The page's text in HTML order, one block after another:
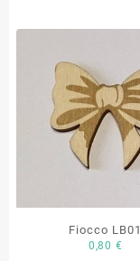
Fiocco LB01
0,80 €